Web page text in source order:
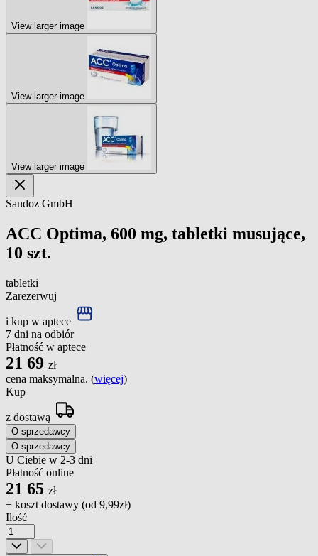
View larger image
View larger image
View larger image
Sandoz GmbH
ACC Optima, 600 mg, tabletki musujące,
10 szt.
tabletki
Zarezerwuj
i kup w aptece
7 dni na odbiór
Płatność w aptece
21 69 zł
cena maksymalna. (więcej)
Kup
z dostawą
O sprzedawcy
O sprzedawcy
U Ciebie w 2-3 dni
Płatność online
21 65 zł
+ koszt dostawy (od 9,99zł)
Ilość